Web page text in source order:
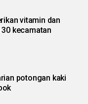
vitamin dan
kecamatan
potongan kaki